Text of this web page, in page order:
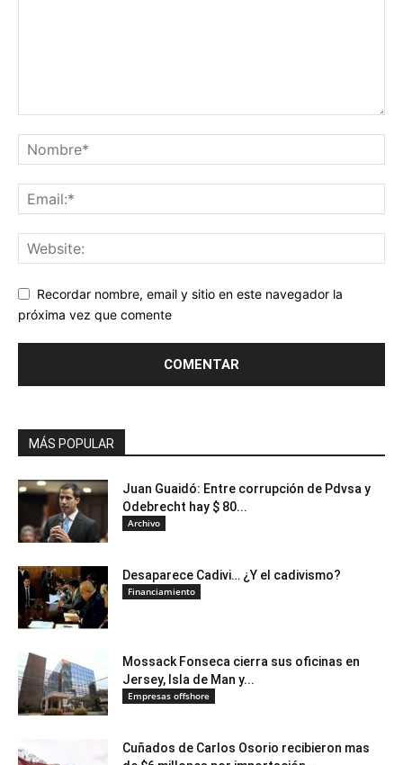
Recordar nombre, email y sitio en este navegador la
próxima vez que comente
MÁS POPULAR
Juan Guaidó: Entre corrupción de Pdvsa y
Odebrecht hay $ 80...
Archivo
Desaparece Cadivi… ¿Y el cadivismo?
Financiamiento
Mossack Fonseca cierra sus oficinas en
Jersey, Isla de Man y...
Empresas offshore
Cuñados de Carlos Osorio recibieron mas